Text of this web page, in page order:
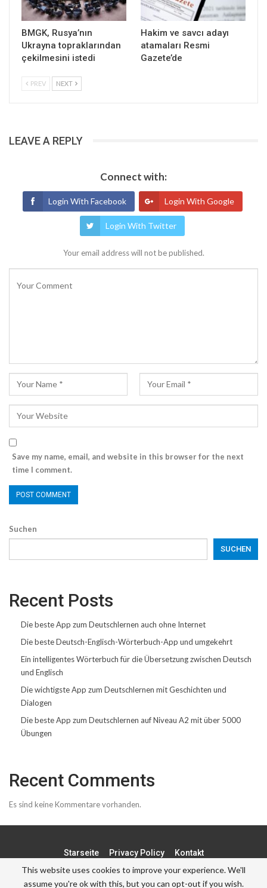
BMGK, Rusya’nın
Ukrayna topraklarından
çekilmesini istedi
Hakim ve savcı adayı
atamaları Resmi
Gazete’de
PREV NEXT
LEAVE A REPLY
Connect with:
Login With Facebook Login With Google
Login With Twitter
Your email address will not be published.
Save my name, email, and website in this browser for the next
time I comment.
Suchen
SUCHEN
Recent Posts
Die beste App zum Deutschlernen auch ohne Internet
Die beste Deutsch-Englisch-Wörterbuch-App und umgekehrt
Ein intelligentes Wörterbuch für die Übersetzung zwischen Deutsch
und Englisch
Die wichtigste App zum Deutschlernen mit Geschichten und
Dialogen
Die beste App zum Deutschlernen auf Niveau A2 mit über 5000
Übungen
Recent Comments
Es sind keine Kommentare vorhanden.
Starseite Privacy Policy Kontakt
© - . All Rights Reserved.
This website uses cookies to improve your experience. We'll
assume you're ok with this, but you can opt-out if you wish.